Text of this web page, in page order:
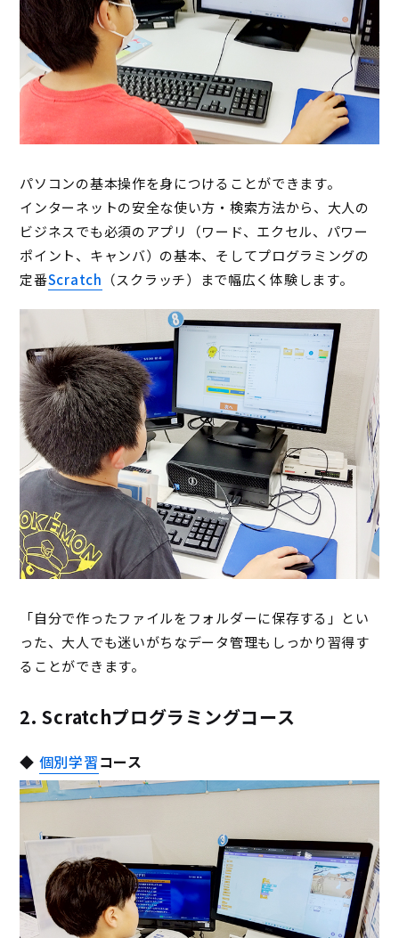
パソコンの基本操作を身につけることができます。
インターネットの安全な使い方・検索方法から、大人の
ビジネスでも必須のアプリ（ワード、エクセル、パワー
ポイント、キャンバ）の基本、そしてプログラミングの
定番Scratch （スクラッチ）まで幅広く体験します。
「自分で作ったファイルをフォルダーに保存する」とい
った、大人でも迷いがちなデータ管理もしっかり習得す
ることができます。
2. Scratchプログラミングコース
◆ 個別学習コース